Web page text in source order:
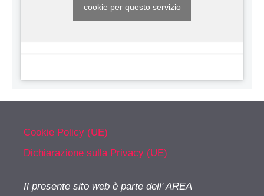
cookie per questo servizio
Cookie Policy (UE)
Dichiarazione sulla Privacy (UE)
Il presente sito web è parte dell' AREA